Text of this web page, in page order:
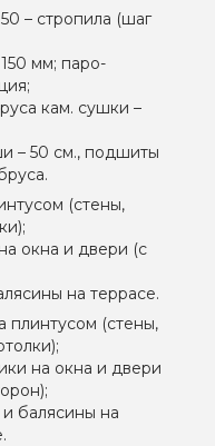
– стропила (шаг
мм; паро-
кам. сушки –
– 50 см., подшиты
(стены,
окна и двери (с
на террасе.
плинтусом (стены,
на окна и двери
балясины на